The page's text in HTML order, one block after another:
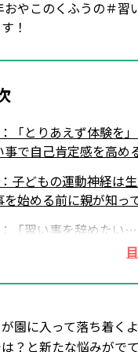
おやこのくふうの＃習
！
「とりあえず体験を
事で自己肯定感を高め
子どもの運動神経は
を始める前に親が知っ
「習い事を辞めたい
損なわない"辞めさせ
「運動が苦手なうち
柔軟性、瞬発力、バ
ではいろいろなスポー
園に入って落ち着く
？と新たな悩みがで